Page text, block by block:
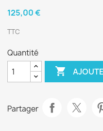
125,00 €
TTC
Quantité

Partager